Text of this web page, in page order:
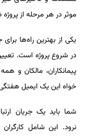
موثر در هر مرحله از
یکی از بهترین راه‌ها برای
در شروع پروژه است.
پیمانکاران، مالکان و
خواه این یک ایمیل
شما باید یک جریان
نرود. این شامل